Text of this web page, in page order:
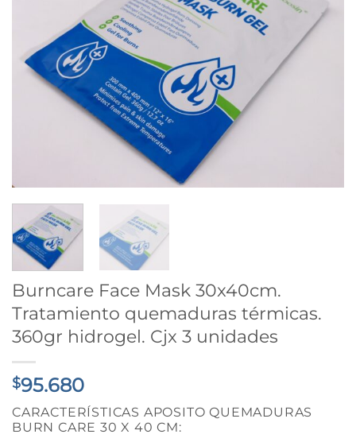
Burncare Face Mask 30x40cm.
Tratamiento quemaduras térmicas.
360gr hidrogel. Cjx 3 unidades
$95.680
CARACTERÍSTICAS APOSITO QUEMADURAS
BURN CARE 30 X 40 CM: